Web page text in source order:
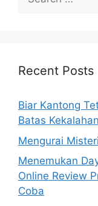
for:
Recent Posts
Biar Kantong
Batas
Mengurai
Menemukan
Online Review
Coba